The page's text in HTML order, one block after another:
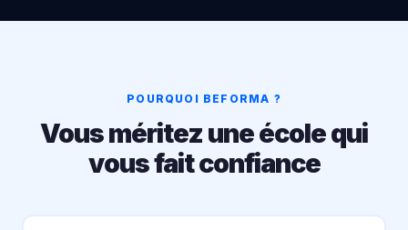
POURQUOI BEFORMA ?
Vous méritez une école qui
vous fait confiance